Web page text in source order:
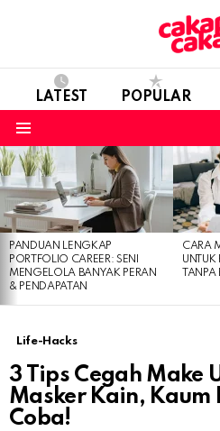
LATEST POPULAR
LATEST
STORIES
PANDUAN LENGKAP
PORTFOLIO CAREER: SENI
MENGELOLA BANYAK PERAN
& PENDAPATAN
CARA
UNTUK
TANPA
Life-Hacks
3 Tips Cegah Make
Masker Kain, Kaum
Coba!